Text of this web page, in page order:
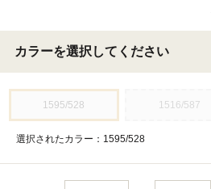
カラーを選択してください
1595/528 1516/587
選択されたカラー：1595/528